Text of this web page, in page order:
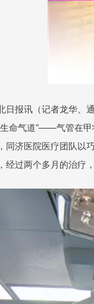
日报讯（记者龙华、
生命气道”——气管在甲
同济医院医疗团队以
经过两个多月的治疗